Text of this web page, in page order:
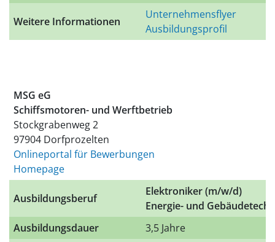
Weitere Informationen
Unternehmensflyer
Ausbildungsprofil
MSG eG
Schiffsmotoren- und Werftbetrieb
Stockgrabenweg 2
97904 Dorfprozelten
Onlineportal für Bewerbungen
Homepage
Ausbildungsberuf
Elektroniker (m/w/d)
Energie- und
Ausbildungsdauer
3,5 Jahre